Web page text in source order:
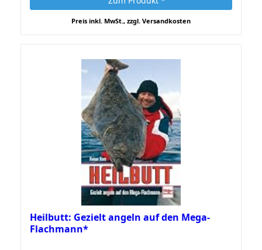
Preis inkl. MwSt., zzgl. Versandkosten
Heilbutt: Gezielt angeln auf den Mega-
Flachmann*